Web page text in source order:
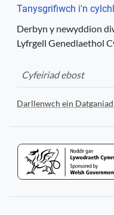
Tanysgrifiwch i'n
Derbyn y newyddion
Lyfrgell Genedlaethol
Darllenwch ein